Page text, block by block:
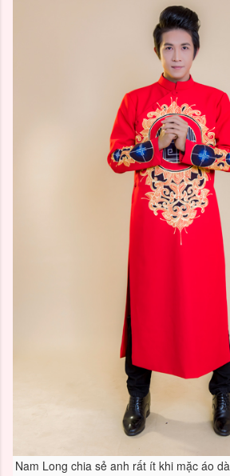
Nam Long chia sẻ anh rất ít khi mặc áo